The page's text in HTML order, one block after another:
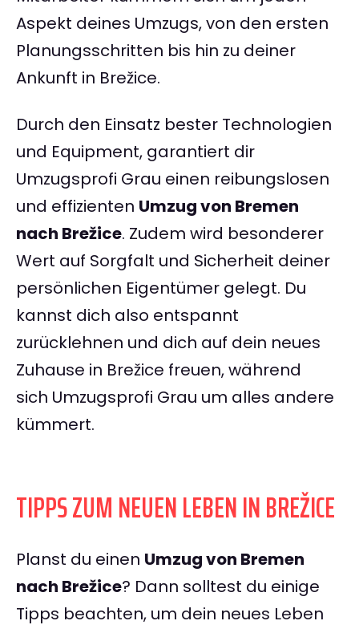
Aspekt deines Umzugs, von den ersten
Planungsschritten bis hin zu deiner
Ankunft in Brežice.
Durch den Einsatz bester Technologien
und Equipment, garantiert dir
Umzugsprofi Grau einen reibungslosen
und effizienten Umzug von Bremen
nach Brežice. Zudem wird besonderer
Wert auf Sorgfalt und Sicherheit deiner
persönlichen Eigentümer gelegt. Du
kannst dich also entspannt
zurücklehnen und dich auf dein neues
Zuhause in Brežice freuen, während
sich Umzugsprofi Grau um alles andere
kümmert.
TIPPS ZUM NEUEN LEBEN IN BREŽICE
Planst du einen Umzug von Bremen
nach Brežice? Dann solltest du einige
Tipps beachten, um dein neues Leben